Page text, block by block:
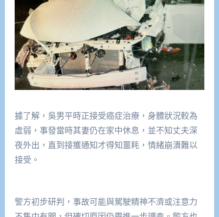
據了解，吳男平時正接受癌症治療，身體狀況較為
虛弱，事發當時其妻仍在家中休息，並不知丈夫深
夜外出，直到接獲通知才得知噩耗，情緒崩潰難以
接受。
警方初步研判，事故可能與駕駛精神不濟或注意力